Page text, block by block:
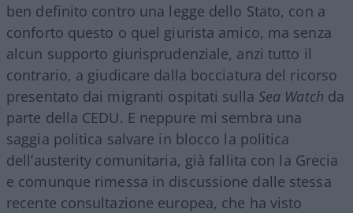
ben definito contro una legge dello Stato, con a
conforto questo o quel giurista amico, ma senza
alcun supporto giurisprudenziale, anzi tutto il
contrario, a giudicare dalla bocciatura del ricorso
presentato dai migranti ospitati sulla Sea Watch da
parte della CEDU. E neppure mi sembra una
saggia politica salvare in blocco la politica
dell’austerity comunitaria, già fallita con la Grecia
e comunque rimessa in discussione dalle stessa
recente consultazione europea, che ha visto